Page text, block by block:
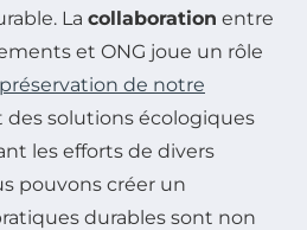
La collaboration entre
et ONG joue un rôle
préservation de notre
des solutions écologiques
les efforts de divers
pouvons créer un
durables sont non